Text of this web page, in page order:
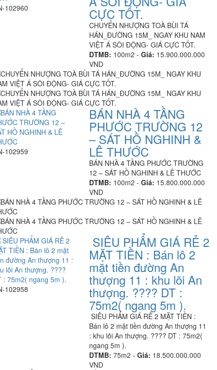
102960 CỰC TỐT.
CHUYỂN NHƯỢNG TOÀ BÙI TÁ
HÁN_ĐƯỜNG 15M_ NGAY KHU NAM
VIỆT Á SÔI ĐỘNG- GIÁ CỰC TỐT.
DTMB: 100m2 -Giá: 15.900.000.000
VND
102959
BÁN NHÀ 4 TẦNG
PHƯỚC TRƯỜNG 12
– SÁT HỒ NGHINH &
LÊ THƯỚC
BÁN NHÀ 4 TẦNG PHƯỚC TRƯỜNG
12 – SÁT HỒ NGHINH & LÊ THƯỚC
DTMB: 100m2 -Giá: 15.800.000.000
VND
102958
SIÊU PHẨM GIÁ RẺ 2
MẶT TIỀN : Bán lô 2
mặt tiền đường An
thượng 11 : khu lõi An
thượng. ???? DT :
75m2( ngang 5m ).
SIÊU PHẨM GIÁ RẺ 2 MẶT TIỀN :
Bán lô 2 mặt tiền đường An thượng 11
: khu lõi An thượng. ???? DT : 75m2(
ngang 5m ).
DTMB: 75m2 -Giá: 18.500.000.000
VND